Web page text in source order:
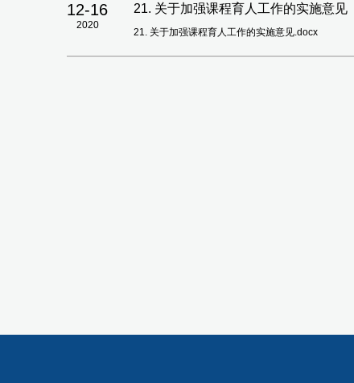
12-16
2020
21. 关于加强课程育人工作的实施意见
21. 关于加强课程育人工作的实施意见.docx